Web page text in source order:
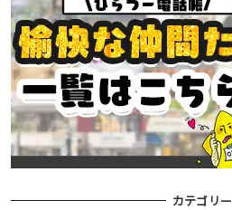
カテゴリー